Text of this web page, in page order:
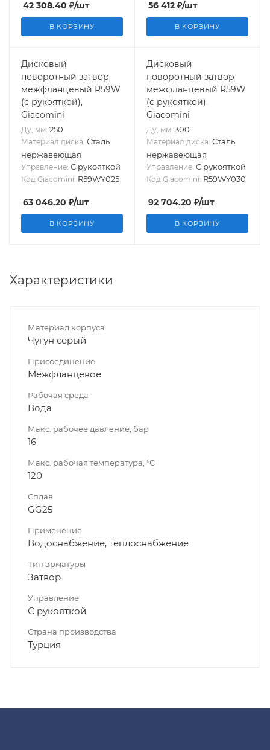
42 308.40 ₽/шт
В КОРЗИНУ
56 412 ₽/шт
В КОРЗИНУ
Дисковый
поворотный затвор
межфланцевый R59W
(с рукояткой),
Giacomini
Ду, мм: 250
Материал диска: Сталь
нержавеющая
Управление: С рукояткой
Код Giacomini: R59WY025
63 046.20 ₽/шт
В КОРЗИНУ
Дисковый
поворотный затвор
межфланцевый R59W
(с рукояткой),
Giacomini
Ду, мм: 300
Материал диска: Сталь
нержавеющая
Управление: С рукояткой
Код Giacomini: R59WY030
92 704.20 ₽/шт
В КОРЗИНУ
Характеристики
Материал корпуса
Чугун серый
Присоединение
Межфланцевое
Рабочая среда
Вода
Макс. рабочее давление, бар
16
Макс. рабочая температура, °C
120
Сплав
GG25
Применение
Водоснабжение, теплоснабжение
Тип арматуры
Затвор
Управление
С рукояткой
Страна производства
Турция